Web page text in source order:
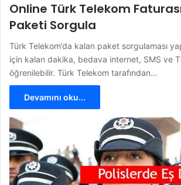
Online Türk Telekom
Paketi Sorgula
Türk Telekom’da kalan paket sorgulaması
için kalan dakika, bedava internet, SMS ve
öğrenilebilir. Türk Telekom tarafından…
Devamını oku...